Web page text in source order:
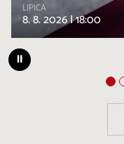
LIPICA
8. 8. 2026 |18:00
⏸